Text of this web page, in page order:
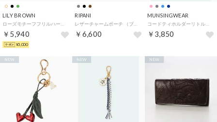
LILY BROWN
ローズモチーフフリルハートチャーム （DOT）
￥5,940
¥3,000
RIPANI
レザーチャームポーチ （ブラウン）
￥6,600
MUNSINGWEAR
コードティホルダーリトルピートマーカー付
￥3,850
NEW NEW NEW